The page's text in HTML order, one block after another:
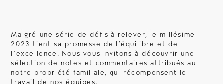
Château Montlabert
Malgré une série de défis à relever, le millésime
2023 tient sa promesse de l’équilibre et de
l’excellence. Nous vous invitons à découvrir une
sélection de notes et commentaires attribués au
notre propriété familiale, qui récompensent le
travail de nos équipes.